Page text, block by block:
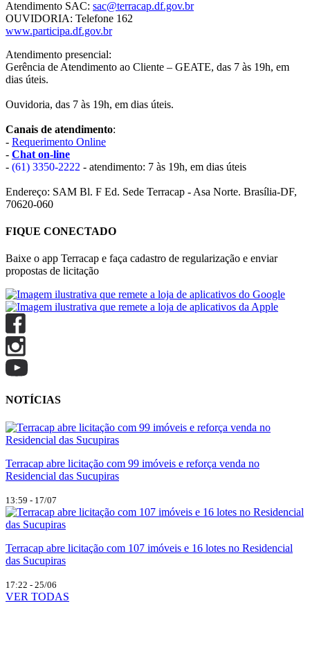
Atendimento SAC: sac@terracap.df.gov.br
OUVIDORIA: Telefone 162
www.participa.df.gov.br
Atendimento presencial:
Gerência de Atendimento ao Cliente – GEATE, das 7 às 19h, em
dias úteis.
Ouvidoria, das 7 às 19h, em dias úteis.
Canais de atendimento:
- Requerimento Online
- Chat on-line
- (61) 3350-2222 - atendimento: 7 às 19h, em dias úteis
Endereço: SAM Bl. F Ed. Sede Terracap - Asa Norte. Brasília-DF,
70620-060
FIQUE CONECTADO
Baixe o app Terracap e faça cadastro de regularização e enviar
propostas de licitação
NOTÍCIAS
Terracap abre licitação com 99 imóveis e reforça venda no
Residencial das Sucupiras
13:59 - 17/07
Terracap abre licitação com 107 imóveis e 16 lotes no Residencial
das Sucupiras
17:22 - 25/06
VER TODAS